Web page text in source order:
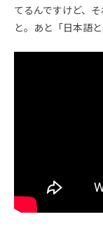
てるんですけど、
と。あと「日本語